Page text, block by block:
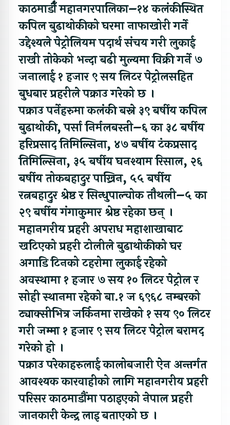
काठमाडौँ महानगरपालिका–१४ कलंकीस्थित
कपिल बुढाथोकीको घरमा नाफाखोरी गर्ने
उद्देश्यले पेट्रोलियम पदार्थ संचय गरी लुकाई
राखी तोकेको भन्दा बढी मुल्यमा विक्री गर्ने ७
जनालाई १ हजार ९ सय लिटर पेट्रोलसहित
बुधबार प्रहरीले पक्राउ गरेको छ ।
पक्राउ पर्नेहरुमा कलंकी बस्ने ३९ बर्षीय कपिल
बुढाथोकी, पर्सा निर्मलबस्ती–६ का ३८ बर्षीय
हरिप्रसाद तिमिल्सिना, ४७ बर्षीय टंकप्रसाद
तिमिल्सिना, ३५ बर्षीय घनश्याम रिसाल, २६
बर्षीय तोकबहादुर पाख्रिन, ५५ बर्षीय
रत्नबहादुर श्रेष्ठ र सिन्धुपाल्चोक तौथली–५ का
२९ बर्षीय गंगाकुमार श्रेष्ठ रहेका छन् ।
महानगरीय प्रहरी अपराध महाशाखाबाट
खटिएको प्रहरी टोलीले बुढाथोकीको घर
अगाडि टिनको टहरोमा लुकाई रहेको
अवस्थामा १ हजार ७ सय १० लिटर पेट्रोल र
सोही स्थानमा रहेको बा.१ ज ६९६८ नम्बरको
ट्याक्सीभित्र जर्किनमा राखेको १ सय ९० लिटर
गरी जम्मा १ हजार ९ सय लिटर पेट्रोल बरामद
गरेको हो ।
पक्राउ परेकाहरुलाई कालोबजारी ऐन अन्तर्गत
आवश्यक कारवाहीको लागि महानगरीय प्रहरी
परिसर काठमाडाैंमा पठाइएको नेपाल प्रहरी
जानकारी केन्द्र लाइ बताएको छ ।